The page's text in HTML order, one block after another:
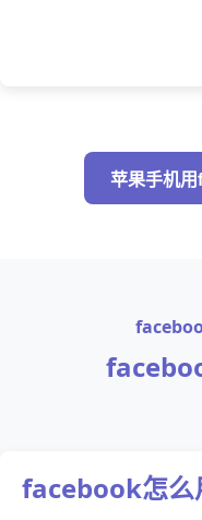
苹果手机
facebook怎么